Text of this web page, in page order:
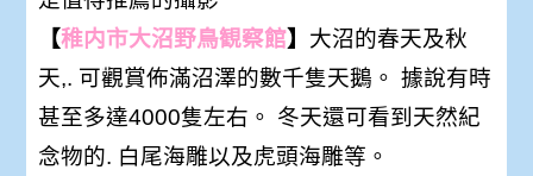
【稚内市大沼野鳥観察館】 大沼的春天及秋
天,. 可觀賞佈滿沼澤的數千隻天鵝。 據說有時
甚至多達4000隻左右。 冬天還可看到天然紀
念物的. 白尾海雕以及虎頭海雕等。